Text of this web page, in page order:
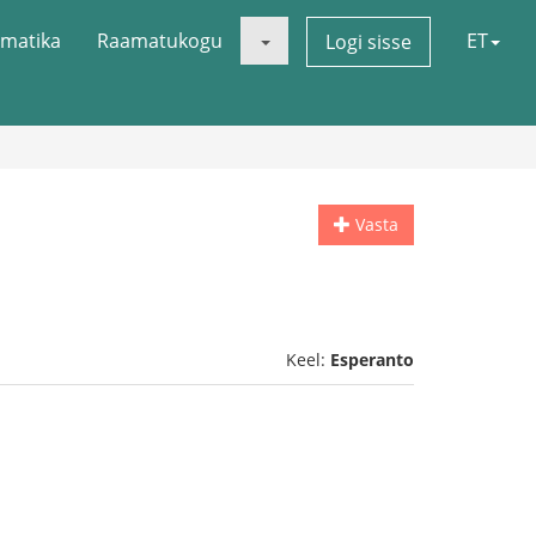
Raamatukogu Logi sisse ET
Vasta
Keel: Esperanto